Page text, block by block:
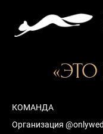
КОМАНДА
Организация